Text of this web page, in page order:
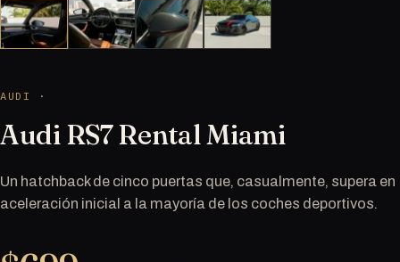
AUDI ·
Audi RS7 Rental Miami
Un hatchback de cinco puertas que, casualmente, supera en
aceleración inicial a la mayoría de los coches deportivos.